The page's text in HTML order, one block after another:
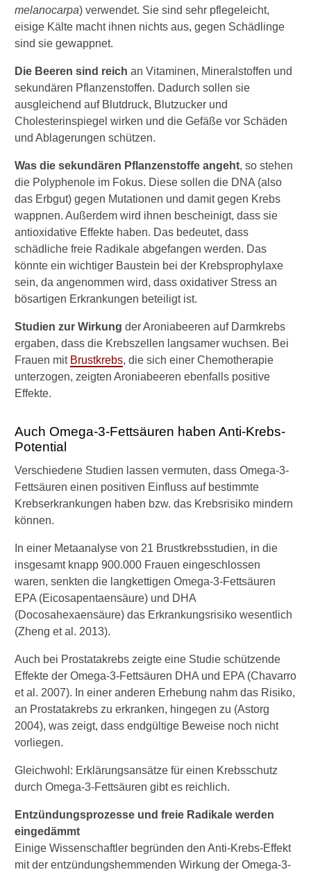
melanocarpa) verwendet. Sie sind sehr pflegeleicht,
eisige Kälte macht ihnen nichts aus, gegen Schädlinge
sind sie gewappnet.
Die Beeren sind reich an Vitaminen, Mineralstoffen und
sekundären Pflanzenstoffen. Dadurch sollen sie
ausgleichend auf Blutdruck, Blutzucker und
Cholesterinspiegel wirken und die Gefäße vor Schäden
und Ablagerungen schützen.
Was die sekundären Pflanzenstoffe angeht, so stehen
die Polyphenole im Fokus. Diese sollen die DNA (also
das Erbgut) gegen Mutationen und damit gegen Krebs
wappnen. Außerdem wird ihnen bescheinigt, dass sie
antioxidative Effekte haben. Das bedeutet, dass
schädliche freie Radikale abgefangen werden. Das
könnte ein wichtiger Baustein bei der Krebsprophylaxe
sein, da angenommen wird, dass oxidativer Stress an
bösartigen Erkrankungen beteiligt ist.
Studien zur Wirkung der Aroniabeeren auf Darmkrebs
ergaben, dass die Krebszellen langsamer wuchsen. Bei
Frauen mit Brustkrebs, die sich einer Chemotherapie
unterzogen, zeigten Aroniabeeren ebenfalls positive
Effekte.
Auch Omega-3-Fettsäuren haben Anti-Krebs-
Potential
Verschiedene Studien lassen vermuten, dass Omega-3-
Fettsäuren einen positiven Einfluss auf bestimmte
Krebserkrankungen haben bzw. das Krebsrisiko mindern
können.
In einer Metaanalyse von 21 Brustkrebsstudien, in die
insgesamt knapp 900.000 Frauen eingeschlossen
waren, senkten die langkettigen Omega-3-Fettsäuren
EPA (Eicosapentaensäure) und DHA
(Docosahexaensäure) das Erkrankungsrisiko wesentlich
(Zheng et al. 2013).
Auch bei Prostatakrebs zeigte eine Studie schützende
Effekte der Omega-3-Fettsäuren DHA und EPA (Chavarro
et al. 2007). In einer anderen Erhebung nahm das Risiko,
an Prostatakrebs zu erkranken, hingegen zu (Astorg
2004), was zeigt, dass endgültige Beweise noch nicht
vorliegen.
Gleichwohl: Erklärungsansätze für einen Krebsschutz
durch Omega-3-Fettsäuren gibt es reichlich.
Entzündungsprozesse und freie Radikale werden
eingedämmt
Einige Wissenschaftler begründen den Anti-Krebs-Effekt
mit der entzündungshemmenden Wirkung der Omega-3-